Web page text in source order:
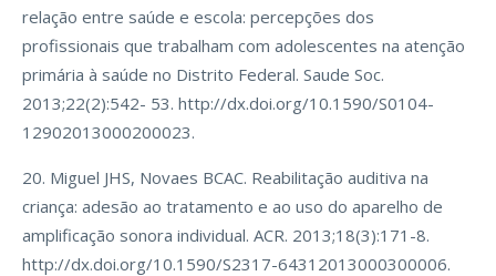
relação entre saúde e escola: percepções dos
profissionais que trabalham com adolescentes na atenção
primária à saúde no Distrito Federal. Saude Soc.
2013;22(2):542- 53. http://dx.doi.org/10.1590/S0104-
12902013000200023.
20. Miguel JHS, Novaes BCAC. Reabilitação auditiva na
criança: adesão ao tratamento e ao uso do aparelho de
amplificação sonora individual. ACR. 2013;18(3):171-8.
http://dx.doi.org/10.1590/S2317-64312013000300006.